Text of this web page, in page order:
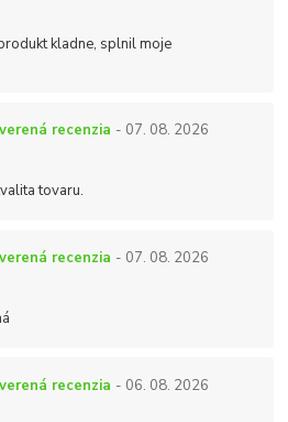
kladne, splnil moje
recenzia - 07. 08. 2026
tovaru.
recenzia - 07. 08. 2026
recenzia - 06. 08. 2026